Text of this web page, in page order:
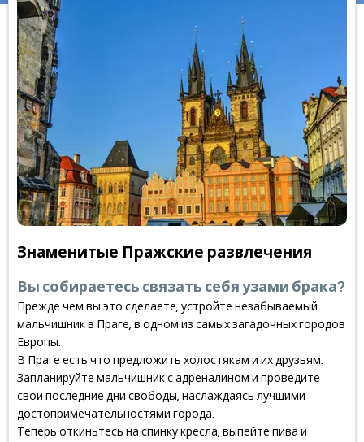
Знаменитые Пражские развлечения
Вы собираетесь связать себя узами брака?
Прежде чем вы это сделаете, устройте незабываемый
мальчишник в Праге, в одном из самых загадочных городов
Европы.
В Праге есть что предложить холостякам и их друзьям.
Запланируйте мальчишник с адреналином и проведите
свои последние дни свободы, наслаждаясь лучшими
достопримечательностями города.
Теперь откиньтесь на спинку кресла, выпейте пива и